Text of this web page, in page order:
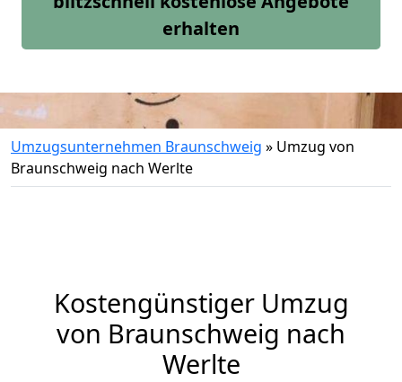
erhalten
Umzugsunternehmen Braunschweig » Umzug von
Braunschweig nach Werlte
Kostengünstiger Umzug
von Braunschweig nach
Werlte